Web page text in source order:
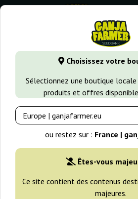
Choisissez votre
Sélectionnez une boutique
produits et offres
ou restez sur : France |
Êtes-vous
Ce site contient des contenus
majeures.
GanjaFarmer.fr Types de Graines
-25%
+gratisie